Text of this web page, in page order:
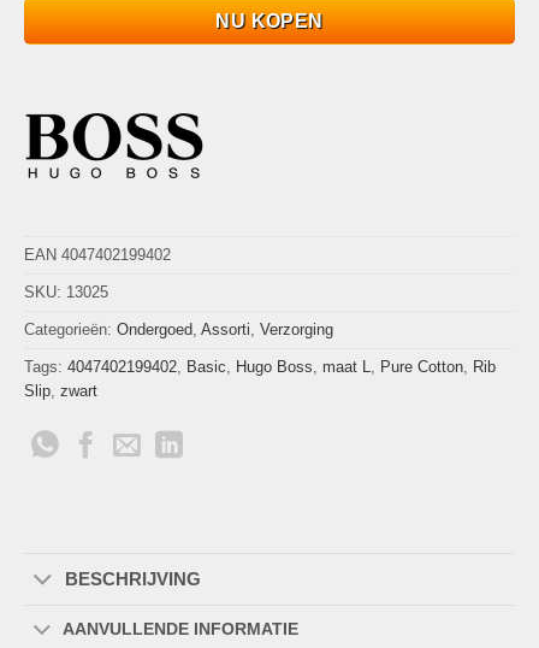
NU KOPEN
EAN 4047402199402
SKU: 13025
Categorieën: Ondergoed Assorti Verzorging
Tags: 4047402199402 Basic Hugo Boss maat L Pure Cotton
Rib
Slip zwart
BESCHRIJVING
AANVULLENDE INFORMATIE